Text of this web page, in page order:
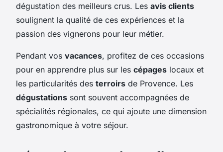
dégustation des meilleurs crus. Les avis clients
soulignent la qualité de ces expériences et la
passion des vignerons pour leur métier.
Pendant vos vacances, profitez de ces occasions
pour en apprendre plus sur les cépages locaux et
les particularités des terroirs de Provence. Les
dégustations sont souvent accompagnées de
spécialités régionales, ce qui ajoute une dimension
gastronomique à votre séjour.